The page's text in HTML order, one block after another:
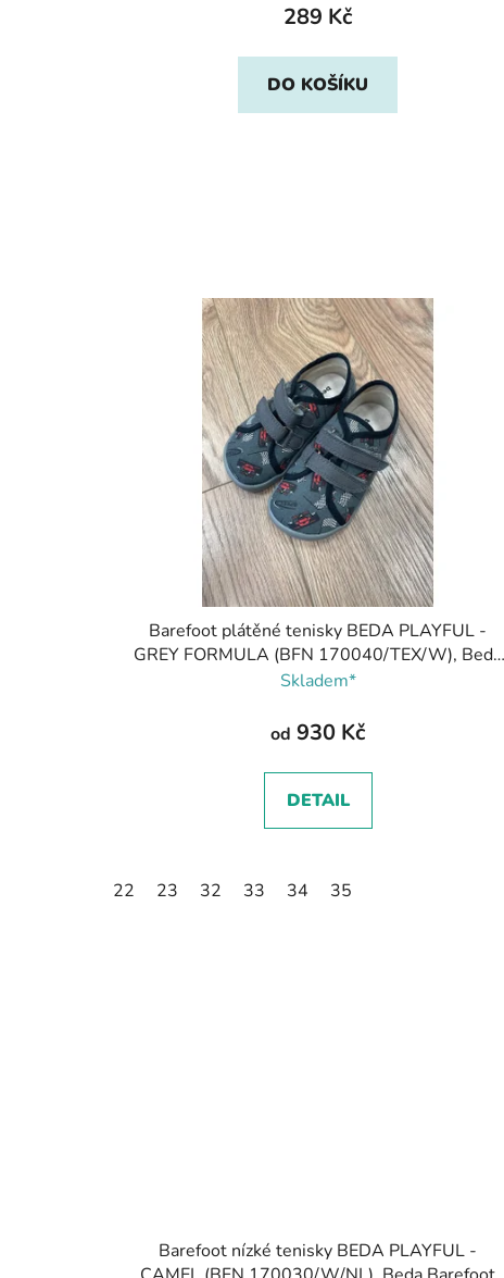
289 Kč
DO KOŠÍKU
Barefoot plátěné tenisky BEDA PLAYFUL -
GREY FORMULA (BFN 170040/TEX/W), Beda
Barefoot
Skladem*
od 930 Kč
DETAIL
22 23 32 33 34 35
Barefoot nízké tenisky BEDA PLAYFUL -